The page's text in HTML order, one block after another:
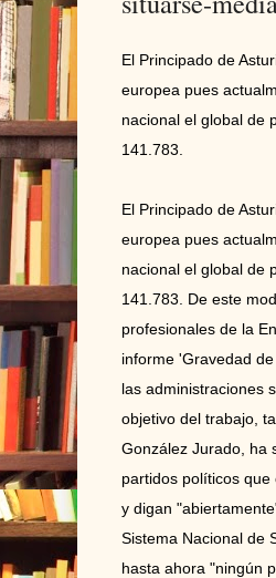
El Principado de
europea pues
nacional el global de
141.783.
El Principado de
europea pues
nacional el global de
141.783. De este
profesionales de la
informe 'Gravedad
las administraciones
objetivo del trabajo,
González Jurado, ha
partidos políticos
y digan
Sistema Nacional de
hasta ahora "ningún